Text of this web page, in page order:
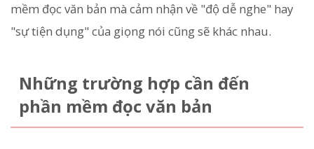
mềm đọc văn bản mà cảm nhận về "độ dễ nghe" hay
"sự tiện dụng" của giọng nói cũng sẽ khác nhau.
Những trường hợp cần đến
phần mềm đọc văn bản